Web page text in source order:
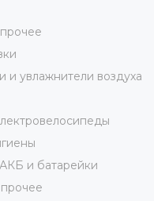
и увлажнители воздуха
и батарейки